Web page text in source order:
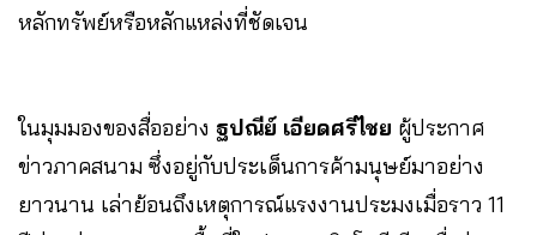
หลักทรัพย์หรือหลักแหล่งที่ชัดเจน
ในมุมมองของสื่ออย่าง ฐปณีย์ เอียดศรีไชย ผู้ประกาศ
ข่าวภาคสนาม ซึ่งอยู่กับประเด็นการค้ามนุษย์มาอย่าง
ยาวนาน เล่าย้อนถึงเหตุการณ์แรงงานประมงเมื่อราว 11